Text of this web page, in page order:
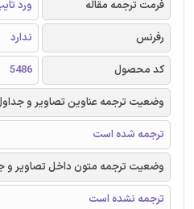
فرمت ترجمه مقاله
ورد
رفرنس
ندارد
کد محصول
5486
وضعیت ترجمه عناوین تصاویر و
ترجمه شده است
وضعیت ترجمه متون داخل تصاویر و
ترجمه نشده است